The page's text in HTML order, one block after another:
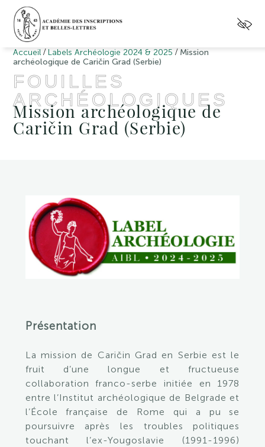
Accueil / Labels Archéologie 2024 & 2025 / Mission
archéologique de Caričin Grad (Serbie)
FOUILLES
ARCHÉOLOGIQUES
Mission archéologique de
Caričin Grad (Serbie)
Présentation
La mission de Caričin Grad en Serbie est le
fruit d’une longue et fructueuse
collaboration franco-serbe initiée en 1978
entre l’Institut archéologique de Belgrade et
l’École française de Rome qui a pu se
poursuivre
après les troubles politiques
touchant l’ex-Yougoslavie (1991-1996)